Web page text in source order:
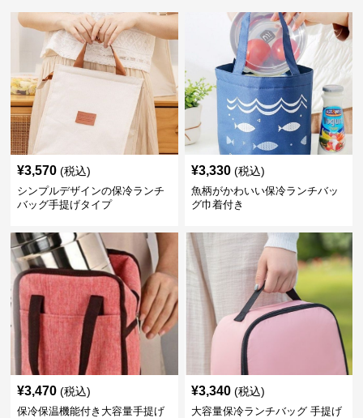
¥3,570 (税込)
シンプルデザインの保冷ランチ
バッグ手提げタイプ
¥3,330 (税込)
魚柄がかわいい保冷ランチバッ
グ巾着付き
¥3,470 (税込)
保冷保温機能付き大容量手提げ
¥3,340 (税込)
大容量保冷ランチバッグ 手提げ